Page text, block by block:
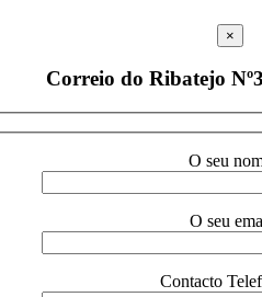
×
Correio do Ribatejo
O seu
O seu
Contacto